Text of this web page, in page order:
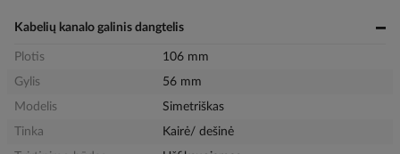
Kabelių kanalo galinis dangtelis
Plotis
106 mm
Gylis
56 mm
Modelis
Simetriškas
Tinka
Kairė/ dešinė